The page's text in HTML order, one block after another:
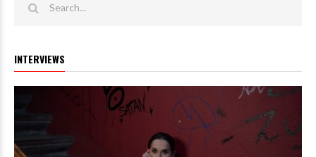
INTERVIEWS